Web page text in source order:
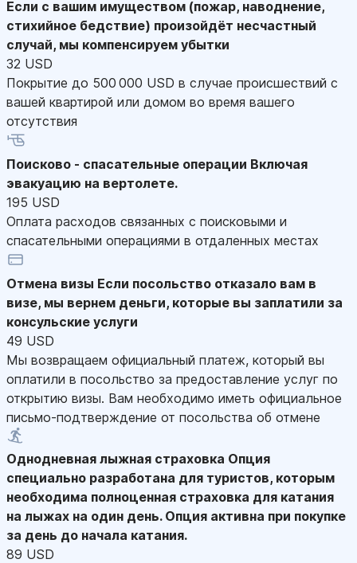
Если с вашим имуществом (пожар, наводнение,
стихийное бедствие) произойдёт несчастный
случай, мы компенсируем убытки
32 USD
Покрытие до 500 000 USD в случае происшествий с
вашей квартирой или домом во время вашего
отсутствия
Поисково - спасательные операции Включая
эвакуацию на вертолете.
195 USD
Оплата расходов связанных с поисковыми и
спасательными операциями в отдаленных местах
Отмена визы Если посольство отказало вам в
визе, мы вернем деньги, которые вы заплатили за
консульские услуги
49 USD
Мы возвращаем официальный платеж, который вы
оплатили в посольство за предоставление услуг по
открытию визы. Вам необходимо иметь официальное
письмо-подтверждение от посольства об отмене
Однодневная лыжная страховка Опция
специально разработана для туристов, которым
необходима полноценная страховка для катания
на лыжах на один день. Опция активна при покупке
за день до начала катания.
89 USD